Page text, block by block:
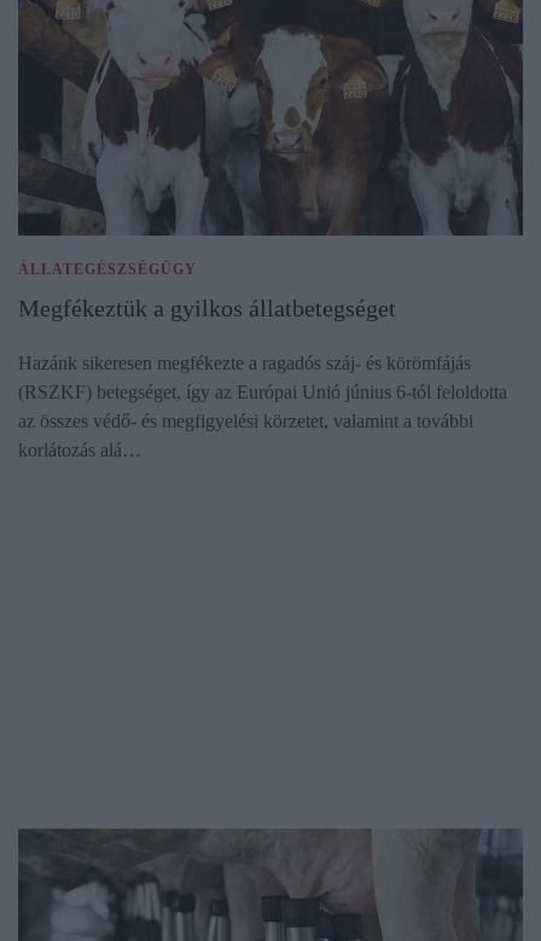
ÁLLATEGÉSZSÉGÜGY
Megfékeztük a gyilkos állatbetegséget
Hazánk sikeresen megfékezte a ragadós száj- és körömfájás
(RSZKF) betegséget, így az Európai Unió június 6-tól feloldotta
az összes védő- és megfigyelési körzetet, valamint a további
korlátozás alá…